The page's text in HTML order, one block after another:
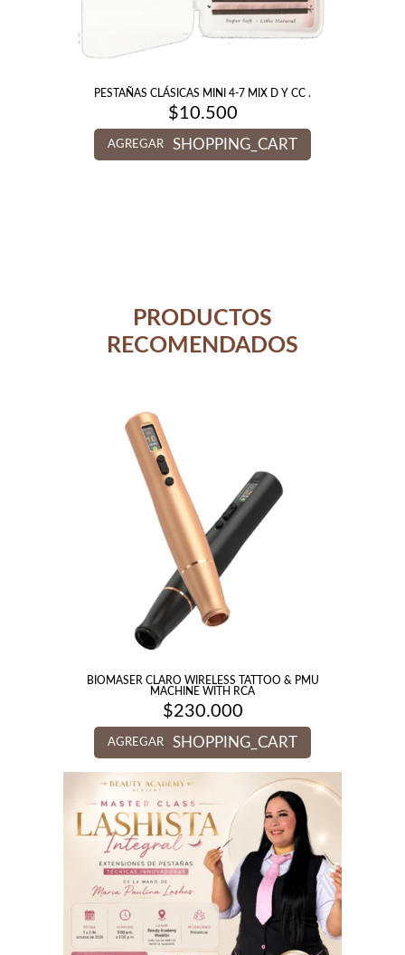
PESTAÑAS CLÁSICAS MINI 4-7 MIX D Y CC .
$10.500
AGREGAR SHOPPING_CART
PRODUCTOS
RECOMENDADOS
BIOMASER CLARO WIRELESS TATTOO & PMU
MACHINE WITH RCA
$230.000
AGREGAR SHOPPING_CART